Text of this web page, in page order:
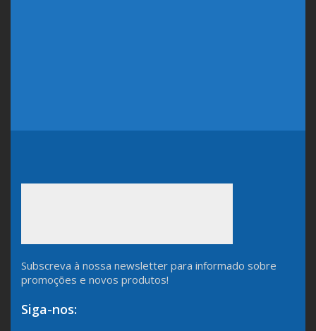
Subscreva à nossa newsletter para informado sobre
promoções e novos produtos!
Siga-nos: